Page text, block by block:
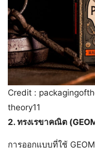
Credit :
theory11
2. ทรงเรขาคณิต
การออกแบบที่ใช้